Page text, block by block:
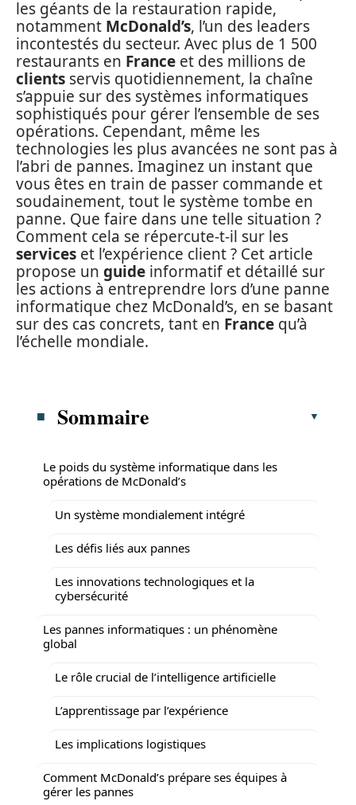
les géants de la restauration rapide,
notamment McDonald’s, l’un des leaders
incontestés du secteur. Avec plus de 1 500
restaurants en France et des millions de
clients servis quotidiennement, la chaîne
s’appuie sur des systèmes informatiques
sophistiqués pour gérer l’ensemble de ses
opérations. Cependant, même les
technologies les plus avancées ne sont pas à
l’abri de pannes. Imaginez un instant que
vous êtes en train de passer commande et
soudainement, tout le système tombe en
panne. Que faire dans une telle situation ?
Comment cela se répercute-t-il sur les
services et l’expérience client ? Cet article
propose un guide informatif et détaillé sur
les actions à entreprendre lors d’une panne
informatique chez McDonald’s, en se basant
sur des cas concrets, tant en France qu’à
l’échelle mondiale.
Sommaire
Le poids du système informatique dans les
opérations de McDonald’s
Un système mondialement intégré
Les défis liés aux pannes
Les innovations technologiques et la
cybersécurité
Les pannes informatiques : un phénomène
global
Le rôle crucial de l’intelligence artificielle
L’apprentissage par l’expérience
Les implications logistiques
Comment McDonald’s prépare ses équipes à
gérer les pannes